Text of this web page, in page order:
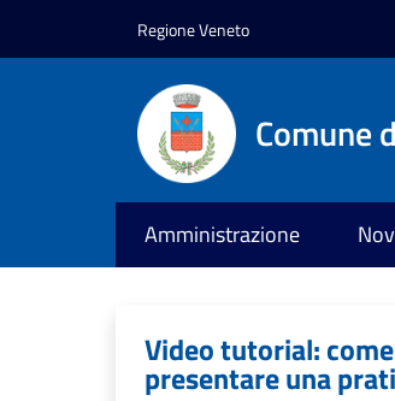
Regione Veneto
Comune
Amministrazione
Video tutorial: come
presentare una